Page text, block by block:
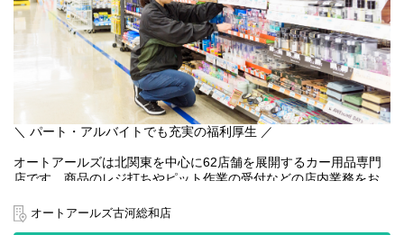
＼ パート・アルバイトでも充実の福利厚生 ／
オートアールズは北関東を中心に62店舗を展開するカー用品専門
店です。商品のレジ打ちやピット作業の受付などの店内業務をお
もオススメ！難しいことはなく、先輩スタッフが一から丁寧に教
えるので未経験者でも安心。
オートアールズ古河総和店